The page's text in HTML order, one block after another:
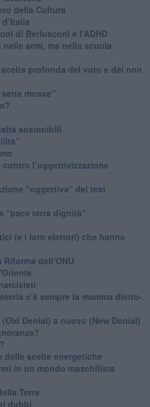
della Cultura
di Berlusconi e l’ADHD
armi, ma nella scuola
profonda del voto e del non
mosse"
sostenibili
l’oggettivizzazione
“oggettiva” dei test
“pace terra dignità”
(e i loro elettori) che hanno
dell’ONU
c’è sempre la mamma dietro-
Denial) a nuovo (New Denial)
delle scelte energetiche
in un mondo maschilista
Terra
dubbi